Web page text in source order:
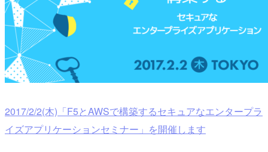
2017/2/2(木)「F5とAWSで構築するセキュアなエンタープラ
イズアプリケーションセミナー」を開催します